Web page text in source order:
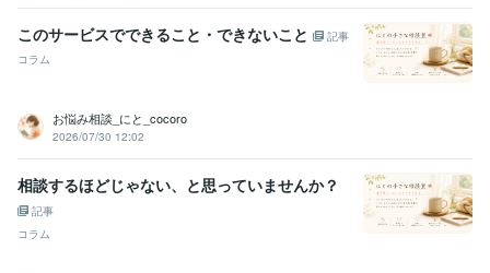
薬剤師 取得年 : 2011年
金融渉外技能審査（FP3級） 取得年 : 2014年
高等学校教諭免許
Excel:18年Google スプレッドシート:3年
Google ドキュメント:3年
PowerPoint:15年Word:18年ChatGPT:1年
得意分野
悩み相談・カウンセリング 傾聴カウンセラー うつ病、心
身症、不安神経症、不眠症の相談
このサービスでできること・できないこと
記事
コラム
お悩み相談_にと_cocoro
2026/07/30 12:02
相談するほどじゃない、と思っていませんか？
記事
コラム